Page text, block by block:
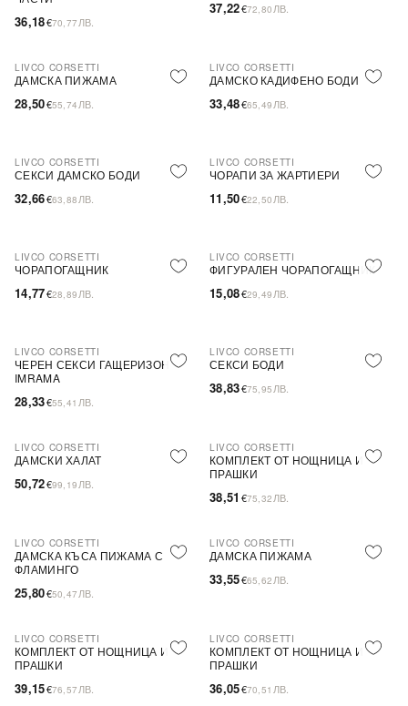
36,18€70,77 ЛВ.
37,22€72,80 ЛВ.
ПОСЛЕДНА БРОЙКА
LIVCO CORSETTI
ДАМСКА ПИЖАМА
28,50€55,74 ЛВ.
ПОСЛЕДНА БРОЙКА
LIVCO CORSETTI
ДАМСКО КАДИФЕНО БОДИ
33,48€65,49 ЛВ.
LIVCO CORSETTI
СЕКСИ ДАМСКО БОДИ
32,66€63,88 ЛВ.
ПОСЛЕДНА БРОЙКА
LIVCO CORSETTI
ЧОРАПИ ЗА ЖАРТИЕРИ
11,50€22,50 ЛВ.
ПОСЛЕДНА БРОЙКА
LIVCO CORSETTI
ЧОРАПОГАЩНИК
14,77€28,89 ЛВ.
LIVCO CORSETTI
ФИГУРАЛЕН ЧОРАПОГАЩНИК
15,08€29,49 ЛВ.
ПОСЛЕДНА БРОЙКА
LIVCO CORSETTI
ЧЕРЕН СЕКСИ ГАЩЕРИЗОН
IMRAMA
28,33€55,41 ЛВ.
ПОСЛЕДНА БРОЙКА
LIVCO CORSETTI
СЕКСИ БОДИ
38,83€75,95 ЛВ.
ПОСЛЕДНА БРОЙКА
LIVCO CORSETTI
ДАМСКИ ХАЛАТ
50,72€99,19 ЛВ.
LIVCO CORSETTI
КОМПЛЕКТ ОТ НОЩНИЦА И
ПРАШКИ
38,51 €75,32 ЛВ.
ПОСЛЕДНА БРОЙКА
LIVCO CORSETTI
ДАМСКА КЪСА ПИЖАМА С
ФЛАМИНГО
25,80€50,47 ЛВ.
LIVCO CORSETTI
ДАМСКА ПИЖАМА
33,55€65,62 ЛВ.
ПОСЛЕДНА БРОЙКА
LIVCO CORSETTI
КОМПЛЕКТ ОТ НОЩНИЦА И
ПРАШКИ
39,15€76,57 ЛВ.
LIVCO CORSETTI
КОМПЛЕКТ ОТ НОЩНИЦА И
ПРАШКИ
36,05€70,51 ЛВ.